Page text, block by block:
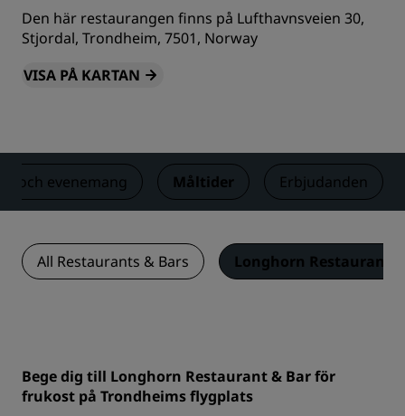
Den här restaurangen finns på Lufthavnsveien 30,
Stjordal, Trondheim, 7501, Norway
VISA PÅ KARTAN
och evenemang Måltider Erbjudanden
All Restaurants & Bars Longhorn Restaurant
Bege dig till Longhorn Restaurant & Bar för
frukost på Trondheims flygplats